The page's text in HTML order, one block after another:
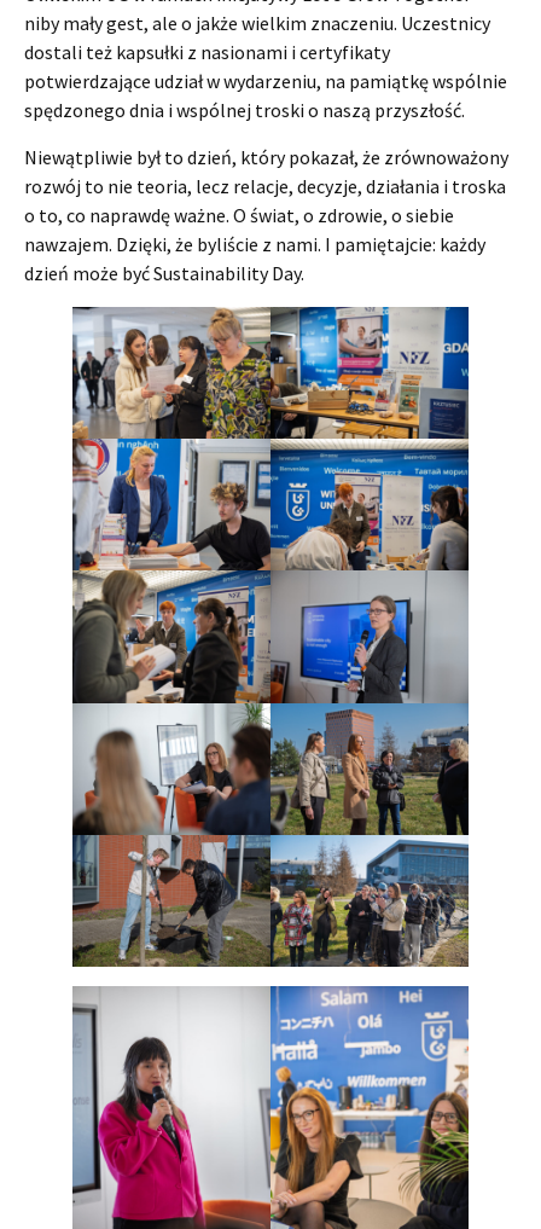
niby mały gest, ale o jakże wielkim znaczeniu. Uczestnicy
dostali też kapsułki z nasionami i certyfikaty
potwierdzające udział w wydarzeniu, na pamiątkę wspólnie
spędzonego dnia i wspólnej troski o naszą przyszłość.
Niewątpliwie był to dzień, który pokazał, że zrównoważony
rozwój to nie teoria, lecz relacje, decyzje, działania i troska
o to, co naprawdę ważne. O świat, o zdrowie, o siebie
nawzajem. Dzięki, że byliście z nami. I pamiętajcie: każdy
dzień może być Sustainability Day.